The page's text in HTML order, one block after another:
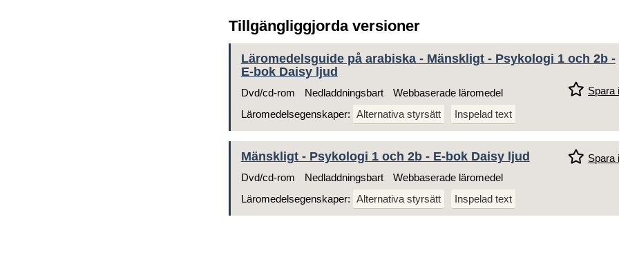
Tillgängliggjorda versioner
Läromedelsguide på arabiska - Mänskligt - Psykologi 1 och 2b -
E-bok Daisy ljud
Spara
Dvd/cd-rom Nedladdningsbart
Webbaserade läromedel
Läromedelsegenskaper: Alternativa styrsätt Inspelad text
Mänskligt - Psykologi 1 och 2b - E-bok Daisy ljud
Spara
Dvd/cd-rom
Nedladdningsbart
Webbaserade läromedel
Läromedelsegenskaper: Alternativa styrsätt Inspelad text